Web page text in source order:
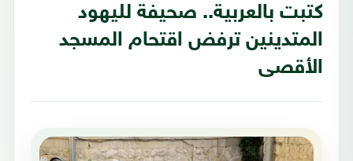
كتبت بالعربية.. صحيفة لليهود
المتدينين ترفض اقتحام المسجد
الأقصى